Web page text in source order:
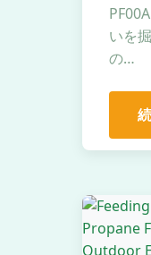
いを
の…